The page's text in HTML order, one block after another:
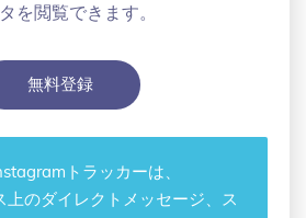
を閲覧できます。
無料登録
トラッカーは、
のダイレクトメッセージ、ス